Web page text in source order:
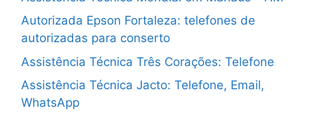
Autorizada Epson Fortaleza: telefones de
autorizadas para conserto
Assistência Técnica Três Corações: Telefone
Assistência Técnica Jacto: Telefone, Email,
WhatsApp